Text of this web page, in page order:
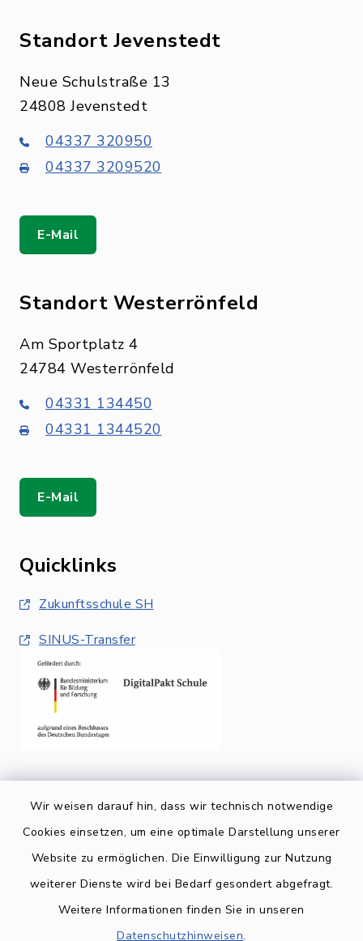
Wir weisen darauf hin, dass wir technisch notwendige
Cookies einsetzen, um eine optimale Darstellung unserer
Website zu ermöglichen. Die Einwilligung zur Nutzung
weiterer Dienste wird bei Bedarf gesondert abgefragt.
Weitere Informationen finden Sie in unseren
Datenschutzhinweisen.
Standort Jevenstedt
Neue Schulstraße 13
24808 Jevenstedt
04337 320950
04337 3209520
E-Mail
Standort Westerrönfeld
Am Sportplatz 4
24784 Westerrönfeld
04331 134450
04331 1344520
E-Mail
Quicklinks
Zukunftsschule SH
SINUS-Transfer
BARRIEREFREIHEIT